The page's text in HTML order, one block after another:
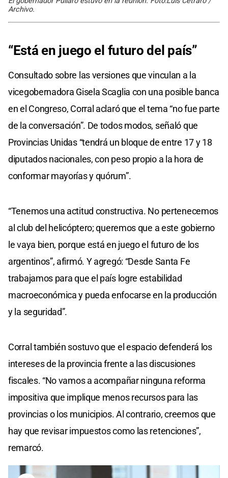
Archivo.
“Está en juego el futuro del país”
Consultado sobre las versiones que vinculan a la
vicegobernadora Gisela Scaglia con una posible banca
en el Congreso, Corral aclaró que el tema “no fue parte
de la conversación”. De todos modos, señaló que
Provincias Unidas “tendrá un bloque de entre 17 y 18
diputados nacionales, con peso propio a la hora de
conformar mayorías y quórum”.
“Tenemos una actitud constructiva. No pertenecemos
al club del helicóptero; queremos que a este gobierno
le vaya bien, porque está en juego el futuro de los
argentinos”, afirmó. Y agregó: “Desde Santa Fe
trabajamos para que el país logre estabilidad
macroeconómica y pueda enfocarse en la producción
y la seguridad”.
Corral también sostuvo que el espacio defenderá los
intereses de la provincia frente a las discusiones
fiscales. “No vamos a acompañar ninguna reforma
impositiva que implique menos recursos para las
provincias o los municipios. Al contrario, creemos que
hay que revisar impuestos como las retenciones”,
remarcó.